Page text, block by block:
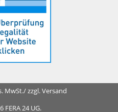
MwSt./ zzgl. Versand
FERA 24 UG.